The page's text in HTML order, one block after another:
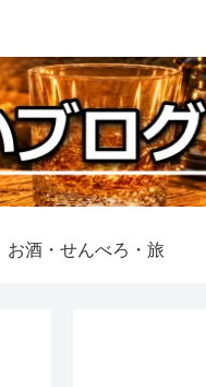
お酒・せんべろ・旅